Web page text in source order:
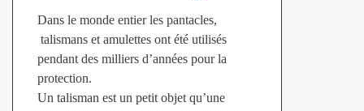
Dans le monde entier les pantacles,
talismans et amulettes ont été utilisés
pendant des milliers d’années pour la
protection.
Un talisman est un petit objet qu’une